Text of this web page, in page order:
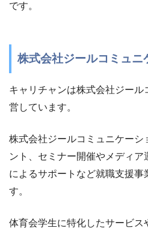
です。
株式会社ジールコミュニ
キャリチャンは株式会社ジー
営しています。
株式会社ジールコミュニケー
ント、セミナー開催やメディ
によるサポートなど就職支援
す。
体育会学生に特化したサービス